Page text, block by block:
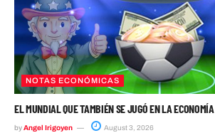
NOTAS ECONÓMICAS
EL MUNDIAL QUE TAMBIÉN SE JUGÓ EN LA ECONOMÍA
byAngel Irigoyen August 3, 2026